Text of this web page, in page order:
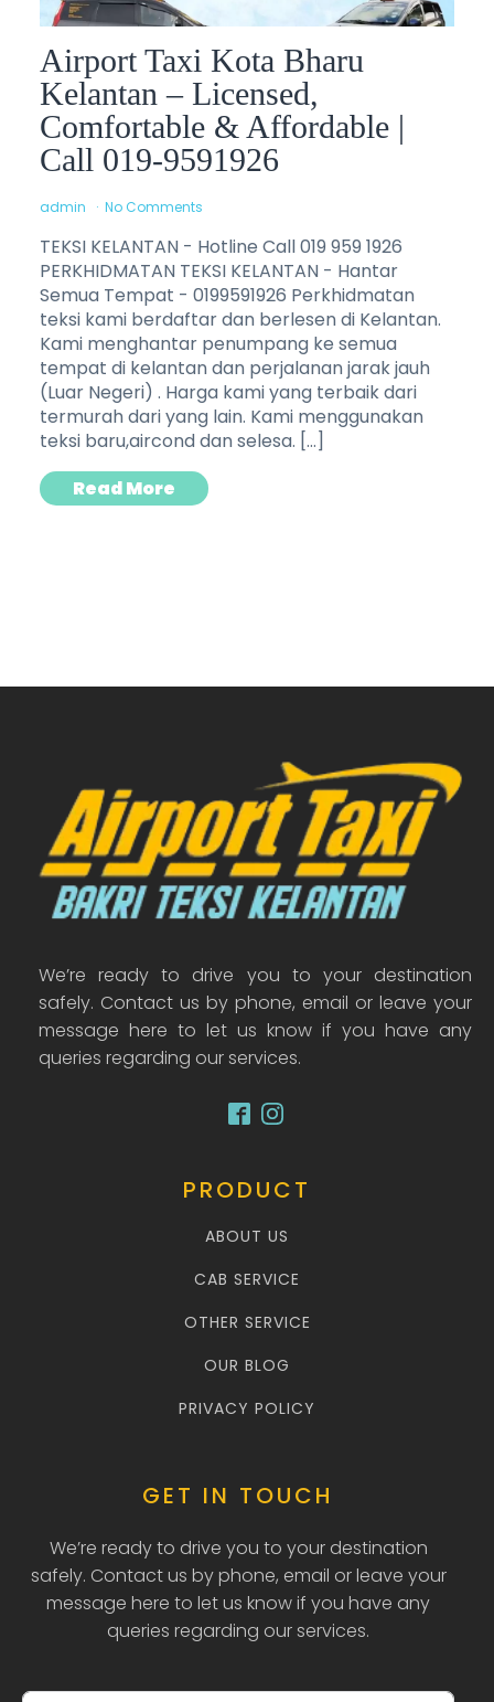
Airport Taxi Kota Bharu
Kelantan – Licensed,
Comfortable & Affordable |
Call 019-9591926
admin No Comments
TEKSI KELANTAN - Hotline Call 019 959 1926
PERKHIDMATAN TEKSI KELANTAN - Hantar
Semua Tempat - 0199591926 Perkhidmatan
teksi kami berdaftar dan berlesen di Kelantan.
Kami menghantar penumpang ke semua
tempat di kelantan dan perjalanan jarak jauh
(Luar Negeri) . Harga kami yang terbaik dari
termurah dari yang lain. Kami menggunakan
teksi baru,aircond dan selesa. […]
Read More
We’re ready to drive you to your destination
safely. Contact us by phone, email or leave your
message here to let us know if you have any
queries regarding our services.
PRODUCT
ABOUT US
CAB SERVICE
OTHER SERVICE
OUR BLOG
PRIVACY POLICY
GET IN TOUCH
We’re ready to drive you to your destination
safely. Contact us by phone, email or leave your
message here to let us know if you have any
queries regarding our services.